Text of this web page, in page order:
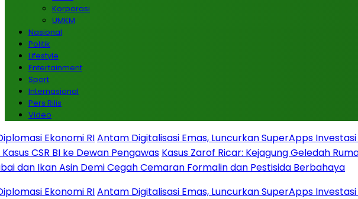
Korporasi
UMKM
Nasional
Politik
Lifestyle
Entertainment
Sport
Internasional
Pers Rilis
Video
Ekonomi RIAntam Digitalisasi Emas, Luncurkan SuperApps Investasi
BI ke Dewan PengawasKasus Zarof Ricar: Kejagung Geledah Rumah
Ikan Asin Demi Cegah Cemaran Formalin dan Pestisida Berbahaya
Ekonomi RIAntam Digitalisasi Emas, Luncurkan SuperApps Investasi